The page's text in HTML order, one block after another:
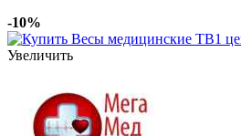
-10%
Увеличить